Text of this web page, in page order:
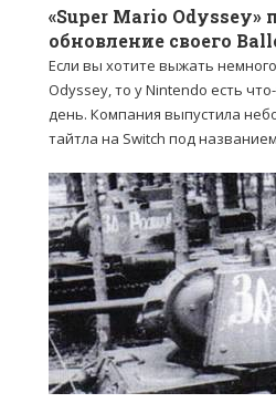
«Super Mario Odyssey»
обновление своего
Если вы хотите выжать
Odyssey, то у Nintendo есть
день. Компания выпустила
тайтла на Switch под